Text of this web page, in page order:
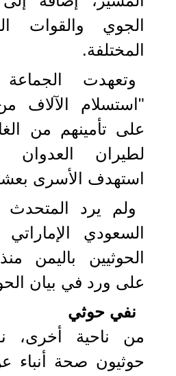
الجوي والقوات
المختلفة.
وتعهدت
"استسلام الآلاف
على تأمينهم من
لطيران العدوان
استهدف الأسرى
ولم يرد المتحدث
السعودي
الحوثيين باليمن
على ورد في بيان
نفي حوثي
من ناحية أخرى،
حوثيون صحة أنباء